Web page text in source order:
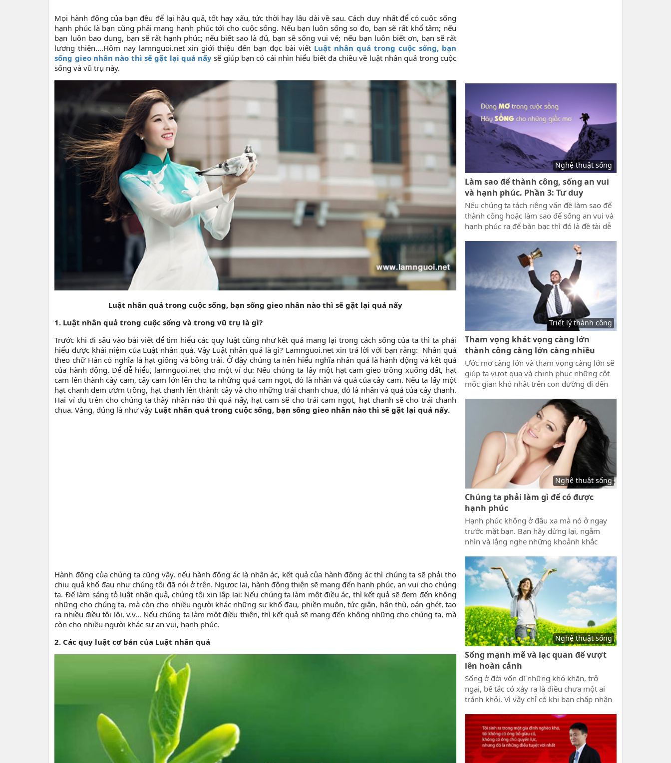
Mọi hành động của bạn đều để lại hậu quả, tốt hay xấu, tức thời hay lâu dài về sau. Cách duy nhất để có cuộc sống
hạnh phúc là bạn cũng phải mang hạnh phúc tới cho cuộc sống. Nếu bạn luôn sống so đo, bạn sẽ rất khổ tâm; nếu
bạn luôn bao dung, bạn sẽ rất hạnh phúc; nếu biết sao là đủ, bạn sẽ sống vui vẻ; nếu bạn luôn biết ơn, bạn sẽ rất
lương thiện….Hôm nay lamnguoi.net xin giới thiệu đến bạn đọc bài viết Luật nhân quả trong cuộc sống, bạn
sống gieo nhân nào thì sẽ gặt lại quả nấy sẽ giúp bạn có cái nhìn hiểu biết đa chiều về luật nhân quả trong cuộc
sống và vũ trụ này.
Luật nhân quả trong cuộc sống, bạn sống gieo nhân nào thì sẽ gặt lại quả nấy
1. Luật nhân quả trong cuộc sống và trong vũ trụ là gì?
Trước khi đi sâu vào bài viết để tìm hiểu các quy luật cũng như kết quả mang lại trong cách sống của ta thì ta phải
hiểu được khái niệm của Luật nhân quả. Vậy Luật nhân quả là gì? Lamnguoi.net xin trả lời với bạn rằng: Nhân quả
theo chữ Hán có nghĩa là hạt giống và bông trái. Ở đây chúng ta nên hiểu nghĩa nhân quả là hành động và kết quả
của hành động. Để dễ hiểu, lamnguoi.net cho một ví dụ: Nếu chúng ta lấy một hạt cam gieo trồng xuống đất, hạt
cam lên thành cây cam, cây cam lớn lên cho ta những quả cam ngọt, đó là nhân và quả của cây cam. Nếu ta lấy một
hạt chanh đem ươm trồng, hạt chanh lên thành cây và cho những trái chanh chua, đó là nhân và quả của cây chanh.
Hai ví dụ trên cho chúng ta thấy nhân nào thì quả nấy, hạt cam sẽ cho trái cam ngọt, hạt chanh sẽ cho trái chanh
chua. Vâng, đúng là như vậy Luật nhân quả trong cuộc sống, bạn sống gieo nhân nào thì sẽ gặt lại quả nấy.
Hành động của chúng ta cũng vậy, nếu hành động ác là nhân ác, kết quả của hành động ác thì chúng ta sẽ phải thọ
chịu quả khổ đau như chúng tôi đã nói ở trên. Ngược lại, hành động thiện sẽ mang đến hạnh phúc, an vui cho chúng
ta. Để làm sáng tỏ luật nhân quả, chúng tôi xin lập lại: Nếu chúng ta làm một điều ác, thì kết quả sẽ đem đến không
những cho chúng ta, mà còn cho nhiều người khác những sự khổ đau, phiền muộn, tức giận, hận thù, oán ghét, tạo
ra nhiều điều tội lỗi, v.v… Nếu chúng ta làm một điều thiện, thì kết quả sẽ mang đến không những cho chúng ta, mà
còn cho nhiều người khác sự an vui, hạnh phúc.
2. Các quy luật cơ bản của Luật nhân quả
Nghệ thuật sống
Làm sao để thành công, sống an vui
và hạnh phúc. Phần 3: Tư duy
Nếu chúng ta tách riêng vấn đề làm sao để
thành công hoặc làm sao để sống an vui và
hạnh phúc ra để bàn bạc thì đó là đề tài dễ
sống an vui và hạnh phúc song hành với
nhau thì đó là một bài toán cần phải tư duy
đúng phương hướng ngay từ đầu, mới có
thể đạt được kết quả như mong đợi.
Triết lý thành công
Tham vọng khát vọng càng lớn
thành công càng lớn càng nhiều
Ước mơ càng lớn và tham vọng càng lớn sẽ
giúp ta vượt qua và chinh phục những cột
mốc gian khó nhất trên con đường đi đến
năng lượng của cuộc sống, tạo động lực lớn
để chúng ta vươn xa trên đường đời. Tôi
thích tất cả mọi thứ hừng hực khí thế, bao
gồm cả tham vọng, cho dù đó là sự tham
vọng có thể thiêu đốt con người.
Nghệ thuật sống
Chúng ta phải làm gì để có được
hạnh phúc
Hạnh phúc không ở đâu xa mà nó ở ngay
trước mặt bạn. Bạn hãy dừng lại, ngắm
nhìn và lắng nghe những khoảnh khắc
chảy hối hả nhộn nhịp của thời đại này, bạn
đã bỏ lỡ hạnh phúc, vậy chúng ta phải làm
gì để có được hạnh phúc và tận hưởng nó,
xin mời bạn hãy đọc tiếp...
Nghệ thuật sống
Sống mạnh mẽ và lạc quan để vượt
lên hoàn cảnh
Sống ở đời vốn dĩ những khó khăn, trở
ngại, bế tắc có xảy ra là điều chưa một ai
tránh khỏi. Vì vậy chỉ có khi bạn chấp nhận
mẽ và lạc quan thì tương lai bạn sẽ được
thay đổi. Sống mạnh mẽ và lạc quan để
vượt lên hoàn cảnh.